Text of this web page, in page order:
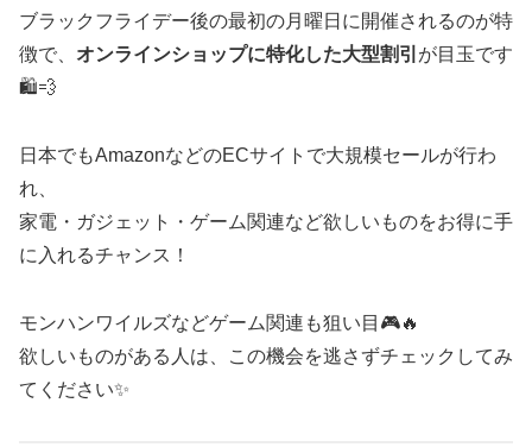
ブラックフライデー後の最初の月曜日に開催されるのが特
徴で、 オンラインショップに特化した大型割引 が目玉です
🛍️💨
日本でもAmazonなどのECサイトで大規模セールが行わ
れ、
家電・ガジェット・ゲーム関連など欲しいものをお得に手
に入れるチャンス！
モンハンワイルズなどゲーム関連も狙い目🎮🔥
欲しいものがある人は、この機会を逃さずチェックしてみ
てください✨